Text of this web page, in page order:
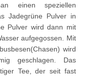
einen speziellen
Jadegrüne Pulver in
Pulver wird dann mit
aufgegossen. Mit
wird
geschlagen. Das
Tee, der seit fast